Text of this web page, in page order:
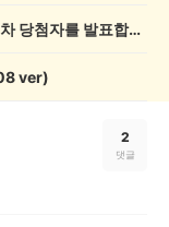
💰[당첨자 발표] 우리 동네 썰전 12회차 당첨자를 발표합니다!
ver)
2
댓글